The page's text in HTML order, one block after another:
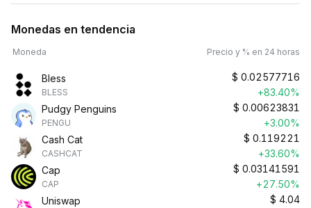
Monedas en tendencia
Moneda Precio y % en 24 horas
Bless
BLESS
$ 0.02577716
+83.40%
Pudgy Penguins
PENGU
$ 0.00623831
+3.00%
Cash Cat
CASHCAT
$ 0.119221
+33.60%
Cap
CAP
$ 0.03141591
+27.50%
Uniswap
$ 4.04